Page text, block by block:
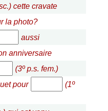
cette cravate
la photo?
aussi
anniversaire
(3º p.s. fem.)
pour
(1º